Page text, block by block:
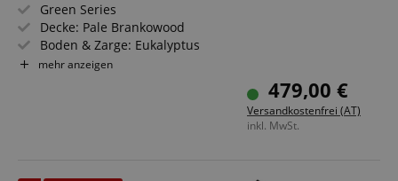
Green Series
Decke: Pale Brankowood
Boden & Zarge: Eukalyptus
Griffbrett/Hals: Black Brankowood / Khaya
mehr anzeigen
479,00 €
Versandkostenfrei (AT)
inkl. MwSt.